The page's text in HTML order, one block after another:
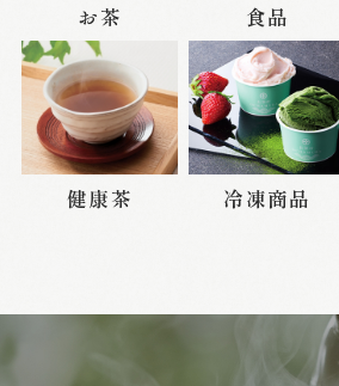
お茶 食品
健康茶 冷凍商品